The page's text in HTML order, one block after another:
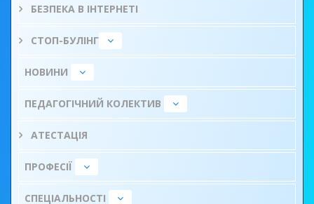
БЕЗПЕКА В ІНТЕРНЕТІ
СТОП-БУЛІНГ
НОВИНИ
ПЕДАГОГІЧНИЙ КОЛЕКТИВ
АТЕСТАЦІЯ
ПРОФЕСІЇ
СПЕЦІАЛЬНОСТІ